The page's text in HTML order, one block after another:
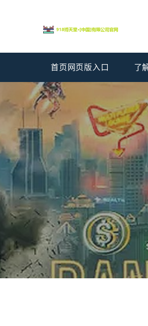
首页网页版入口 了